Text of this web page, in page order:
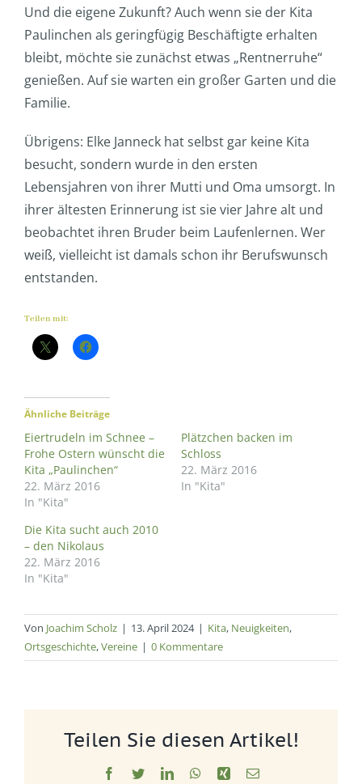
Und die eigene Zukunft? Auch wenn sie der Kita
Paulinchen als geringfügig Beschäftigte erhalten
bleibt, möchte sie zunächst etwas „Rentnerruhe“
genießen. Auf sie warten ein großer Garten und die
Familie.
Übrigens: Elke Janneck hat selbst gar keine Kita
besucht, sondern wurde in den ersten
Lebensjahren von ihrer Mutti und Oma umsorgt. In
ihrer ältesten Erinnerung ist sie vier Jahre alt und
beobachtet ihren Bruder beim Laufenlernen. Wer
weiß, vielleicht ist damals schon ihr Berufswunsch
entstanden.
Teilen mit:
Ähnliche Beiträge
Eiertrudeln im Schnee –
Frohe Ostern wünscht die
Kita „Paulinchen“
22. März 2016
In "Kita"
Plätzchen backen im
Schloss
22. März 2016
In "Kita"
Die Kita sucht auch 2010
– den Nikolaus
22. März 2016
In "Kita"
Von Joachim Scholz | 13. April 2024 | Kita, Neuigkeiten,
Ortsgeschichte,Vereine | 0 Kommentare
Teilen Sie diesen Artikel!
Facebook
TwitterLinkedInWhatsApp
Xing E-